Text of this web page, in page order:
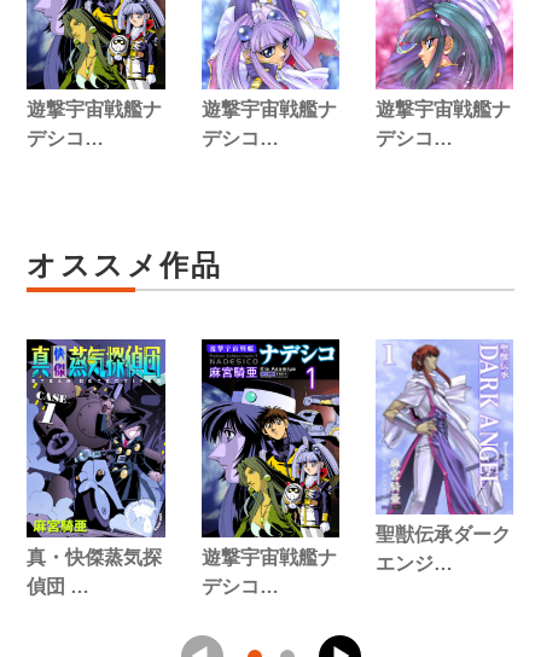
遊撃宇宙戦艦ナ
デシコ…
遊撃宇宙戦艦ナ
デシコ…
遊撃宇宙戦艦ナ
デシコ…
オススメ作品
真・快傑蒸気探
偵団 …
遊撃宇宙戦艦ナ
デシコ…
聖獣伝承ダーク
エンジ…